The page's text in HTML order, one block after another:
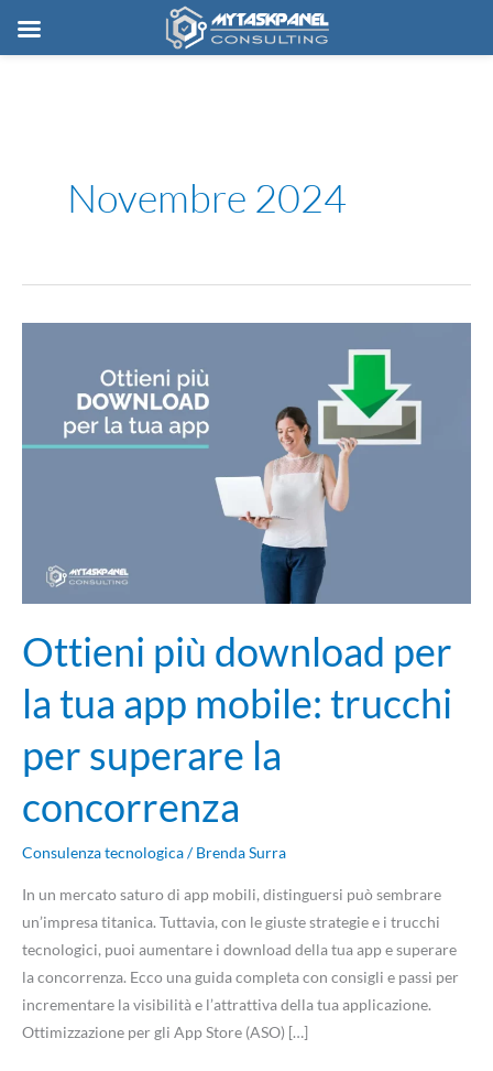
Novembre 2024
Ottieni più download per
la tua app mobile: trucchi
per superare la
concorrenza
Consulenza tecnologica/Brenda Surra
In un mercato saturo di app mobili, distinguersi può sembrare
un’impresa titanica. Tuttavia, con le giuste strategie e i trucchi
tecnologici, puoi aumentare i download della tua app e superare
la concorrenza. Ecco una guida completa con consigli e passi per
incrementare la visibilità e l’attrattiva della tua applicazione.
Ottimizzazione per gli App Store (ASO) […]
download
la
la
concorrenza